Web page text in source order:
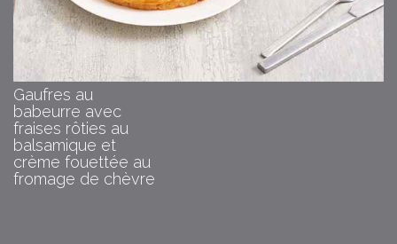
Gaufres au
babeurre avec
fraises rôties au
balsamique et
crème fouettée au
fromage de chèvre